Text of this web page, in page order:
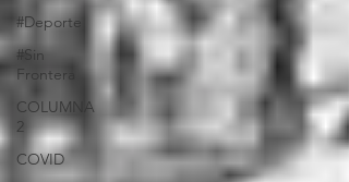
#Deporte
#Sin
Frontera
COLUMNA
2
COVID